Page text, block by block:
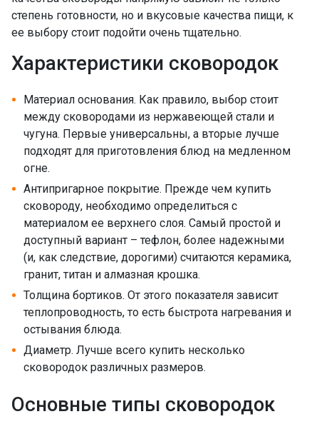
степень готовности, но и вкусовые качества пищи, к
ее выбору стоит подойти очень тщательно.
Характеристики сковородок
Материал основания. Как правило, выбор стоит
между сковородами из нержавеющей стали и
чугуна. Первые универсальны, а вторые лучше
подходят для приготовления блюд на медленном
огне.
Антипригарное покрытие. Прежде чем купить
сковороду, необходимо определиться с
материалом ее верхнего слоя. Самый простой и
доступный вариант – тефлон, более надежными
(и, как следствие, дорогими) считаются керамика,
гранит, титан и алмазная крошка.
Толщина бортиков. От этого показателя зависит
теплопроводность, то есть быстрота нагревания и
остывания блюда.
Диаметр. Лучше всего купить несколько
сковородок различных размеров.
Основные типы сковородок